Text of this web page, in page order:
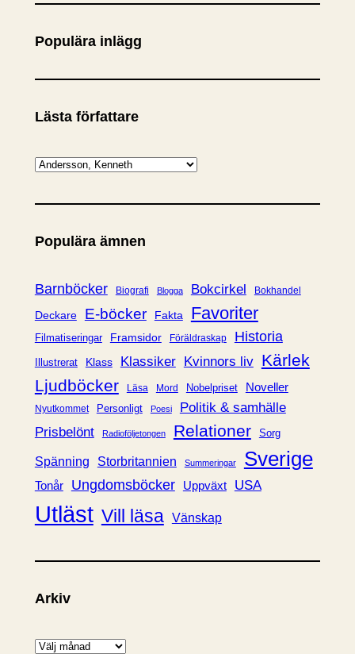
k
Populära inlägg
Lästa författare
K
t
g
r
i
Populära ämnen
Barnböcker Biografi Blogga Bokcirkel Bokhandel
Deckare E-böcker Fakta Favoriter
Filmatiseringar Framsidor Föräldraskap Historia
Illustrerat Klass Klassiker Kvinnors liv Kärlek
Ljudböcker
Läsa Mord Nobelpriset Noveller
Nyutkommet Personligt Poesi
Politik & samhälle
Prisbelönt
Radioföljetongen Relationer Sorg
Spänning Storbritannien Summeringar Sverige
Tonår Ungdomsböcker Uppväxt USA
Utläst Vill läsa Vänskap
Arkiv
A